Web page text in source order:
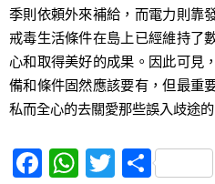
季則依頼外來補給，而電力則靠
戒毒生活條件在島上已經維持了
心和取得美好的成果。因此可見
備和條件固然應該要有，但最重
私而全心的去關愛那些誤入歧途的
F W T S